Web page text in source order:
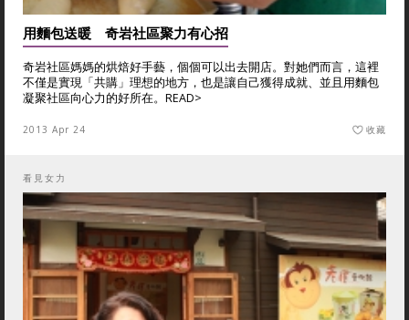
用麵包送暖 奇岩社區聚力有心招
奇岩社區媽媽的烘焙好手藝，個個可以出去開店。對她們而言，這裡
不僅是實現「共購」理想的地方，也是讓自己獲得成就、並且用麵包
凝聚社區向心力的好所在。 READ>
2013 Apr 24 收藏
看見女力